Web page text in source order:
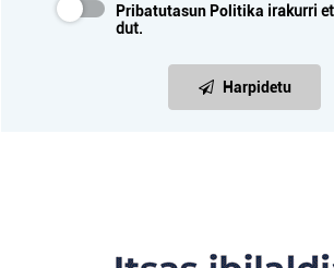
Pribatutasun Politika irakurri
dut.
Harpidetu